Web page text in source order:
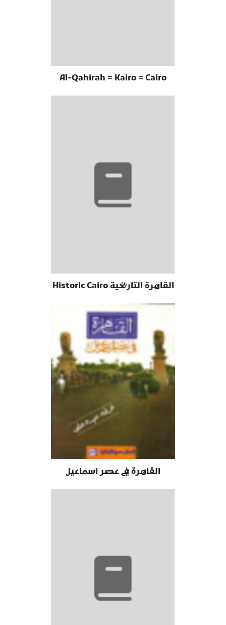
Al-Qahirah = Kairo = Cairo
القاهرة التاريخية Historic Cairo
القاهرة في عصر اسماعيل